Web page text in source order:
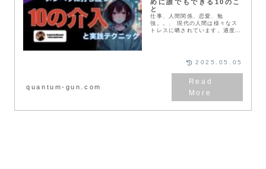
めに誰でもできる10のこ
と
仕事、人間関係、恋愛、勉
強。。、 現代の人間は様々なス
トレスに晒されています。適度な
裏打ちされた メンタルを改善す
るために有効と考えら得ている
10の施策についてお伝えしま
quantum-gun.com
2025.05.05